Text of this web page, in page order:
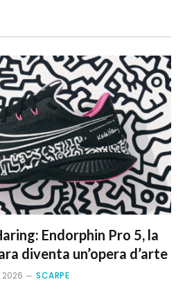
Endorphin Pro 5, la
diventa un’opera d’arte
SCARPE